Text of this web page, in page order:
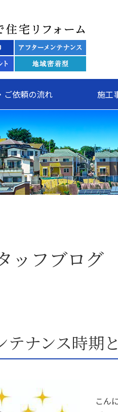
ご依頼の流れ 施工
ッフブログ
テナンス時期
こん